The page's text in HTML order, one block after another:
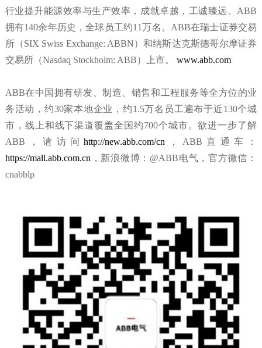
行业提升能源效率与生产效率，成就卓越，工诚臻远。ABB
拥有140余年历史，全球员工约11万名。ABB在瑞士证券交易
所（SIX Swiss Exchange: ABBN）和纳斯达克斯德哥尔摩证券
交易所（Nasdaq Stockholm: ABB）上市。 www.abb.com
ABB在中国拥有研发、制造、销售和工程服务等全方位的业
务活动，约30家本地企业，约1.5万名员工遍布于近130个城
市，线上和线下渠道覆盖全国约700个城市。欲进一步了解
ABB，请访问 http://new.abb.com/cn ，ABB直通车：
https://mall.abb.com.cn ，新浪微博：@ABB电气，官方微信：
cnabblp